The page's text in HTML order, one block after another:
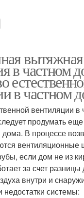
вытяжная
в частном
в частном
вентиляции
продумать
дома. В процессе
вентиляционные
если дом не из
за счет разницы
внутри и
системы: